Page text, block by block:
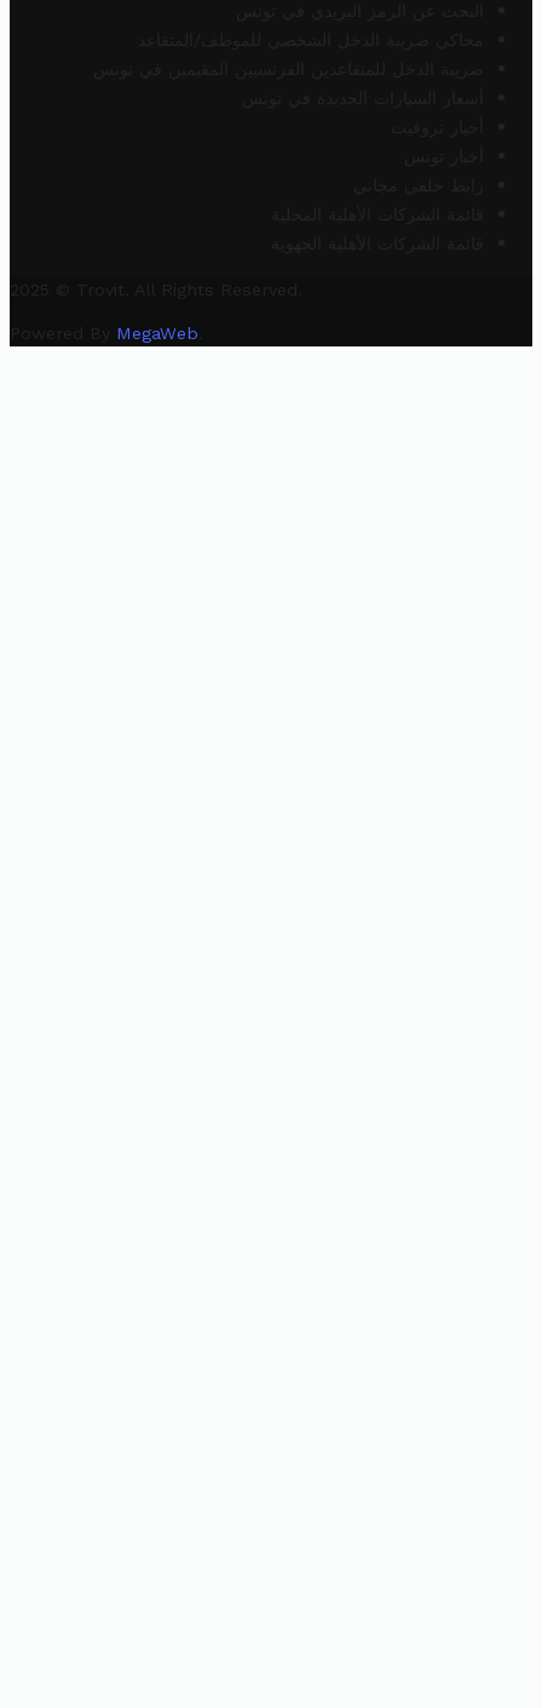
البحث عن الرمز البريدي في تونس
محاكي ضريبة الدخل الشخصي للموظف/المتقاعد
ضريبة الدخل للمتقاعدين الفرنسيين المقيمين في تونس
أسعار السيارات الجديدة في تونس
أخبار تروفيت
أخبار تونس
رابط خلفي مجاني
قائمة الشركات الأهلية المحلية
قائمة الشركات الأهلية الجهوية
2025 © Trovit. All Rights Reserved.
Powered By MegaWeb